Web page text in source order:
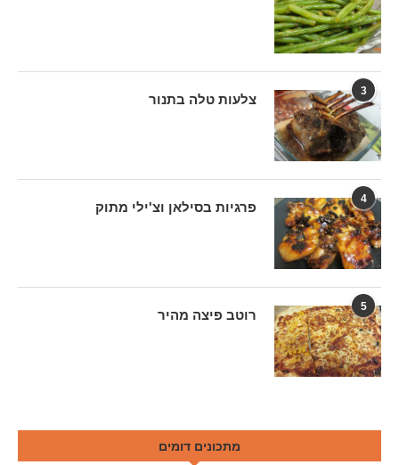
3
צלעות טלה בתנור
4
פרגיות בסילאן וצ'ילי מתוק
5
רוטב פיצה מהיר
מתכונים דומים